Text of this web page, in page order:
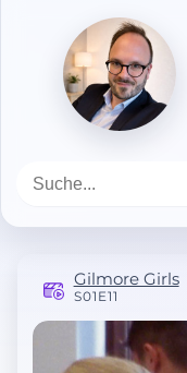
Gilmore Girls
S01E11